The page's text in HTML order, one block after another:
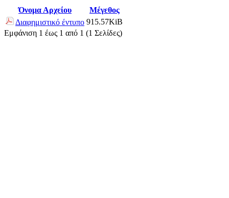
Όνομα Αρχείου
Μέγεθος
Διαφημιστικό έντυπο 915.57KiB
Εμφάνιση 1 έως 1 από 1 (1 Σελίδες)